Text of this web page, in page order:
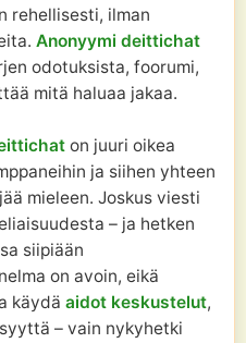
rehellisesti, ilman
Anonyymi deittichat
odotuksista, foorumi,
mitä haluaa jakaa.
on juuri oikea
ja siihen yhteen
mieleen. Joskus viesti
– ja hetken
siipiään
on avoin, eikä
käydä aidot keskustelut,
– vain nykyhetki